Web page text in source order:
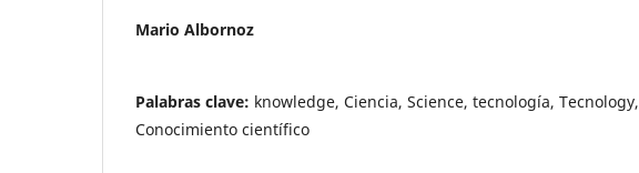
Mario Albornoz
Palabras clave: knowledge, Ciencia, Science, tecnología, Tecnology,
Conocimiento científico